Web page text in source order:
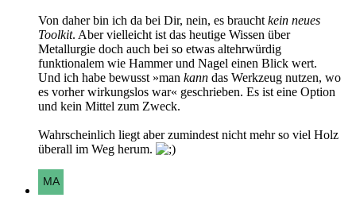
Von daher bin ich da bei Dir, nein, es brauchtkein neues
Toolkit. Aber vielleicht ist das heutige Wissen über
Metallurgie doch auch bei so etwas altehrwürdig
funktionalem wie Hammer und Nagel einen Blick wert.
Und ich habe bewusst »man kann das Werkzeug nutzen, wo
es vorher wirkungslos war« geschrieben. Es ist eine Option
und kein Mittel zum Zweck.
Wahrscheinlich liegt aber zumindest nicht mehr so viel Holz
überall im Weg herum.